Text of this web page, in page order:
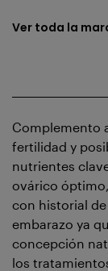
Ver toda la
Complemento
fertilidad y
nutrientes
ovárico
con historial
embarazo ya
concepción
los